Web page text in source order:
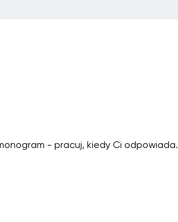
- pracuj, kiedy Ci odpowiada.